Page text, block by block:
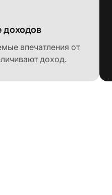
доходов
впечатления от
доход.